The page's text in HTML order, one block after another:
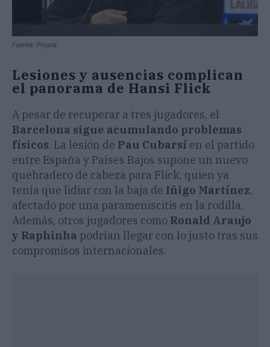
Fuente: Propia
Lesiones y ausencias complican
el panorama de Hansi Flick
A pesar de recuperar a tres jugadores, el
Barcelona sigue acumulando problemas
físicos. La lesión de Pau Cubarsí en el partido
entre España y Países Bajos supone un nuevo
quebradero de cabeza para Flick, quien ya
tenía que lidiar con la baja de Iñigo Martínez,
afectado por una parameniscitis en la rodilla.
Además, otros jugadores como Ronald Araujo
y Raphinha podrían llegar con lo justo tras sus
compromisos internacionales.